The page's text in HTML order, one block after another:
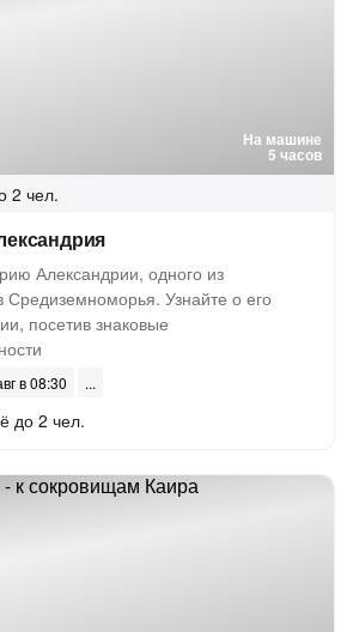
На машине
5 часов
2 чел.
Александрии, одного из
Средиземноморья. Узнайте о его
посетив знаковые
в 08:30
до 2 чел.